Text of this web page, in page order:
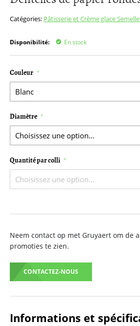
Catégories: Pâtisserie et Crème glace
Disponibilité: En stock
Couleur
Diamètre
Quantité par colli
Neem contact op met Gruyaert om de
promoties te zien.
CONTACTEZ-NOUS
de
d’images
Informations et